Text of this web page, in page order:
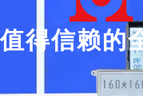
值得信赖的